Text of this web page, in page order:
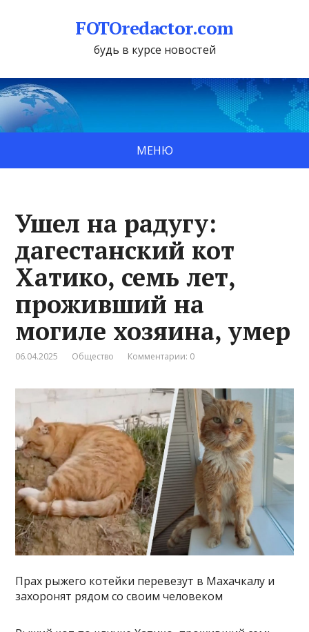
FOTOredactor.com
будь в курсе новостей
МЕНЮ
Ушел на радугу:
дагестанский кот
Хатико, семь лет,
проживший на
могиле хозяина, умер
06.04.2025 Общество Комментарии: 0
Прах рыжего котейки перевезут в Махачкалу и
захоронят рядом со своим человеком